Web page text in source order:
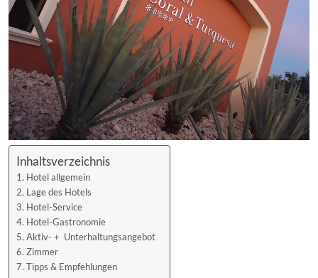
Inhaltsverzeichnis
Hotel allgemein
Lage des Hotels
Hotel-Service
Hotel-Gastronomie
Aktiv- + Unterhaltungsangebot
Zimmer
Tipps & Empfehlungen